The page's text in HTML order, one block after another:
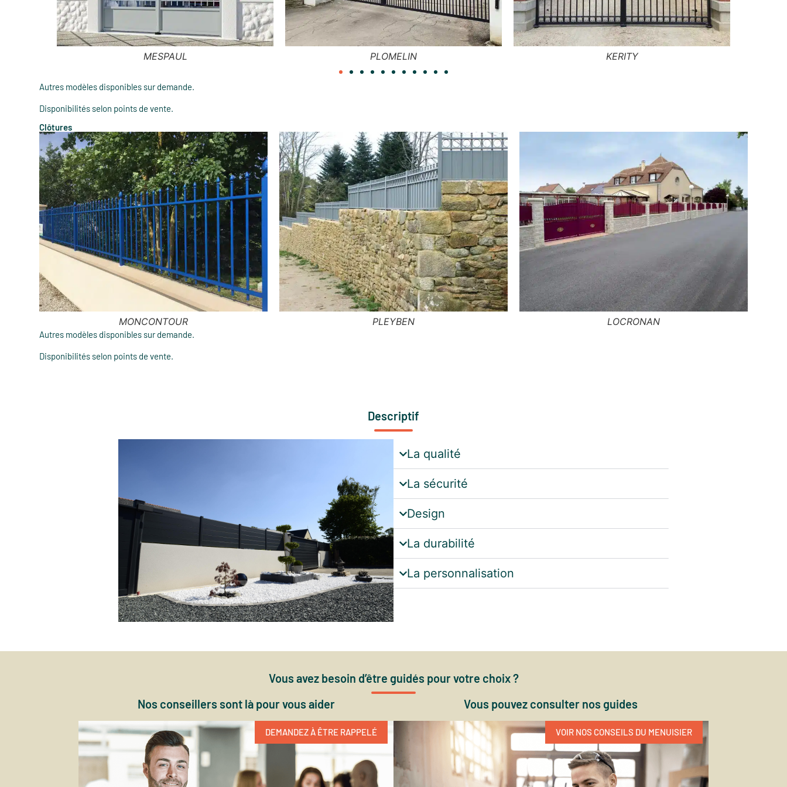
PLOMELIN KERITY MONCONTOUR
Autres modèles disponibles sur demande.
Disponibilités selon points de vente.
Clôtures
PLEYBEN LOCRONAN MONCONTOUR
Autres modèles disponibles sur demande.
Disponibilités selon points de vente.
Descriptif
La qualité
La sécurité
Design
La durabilité
La personnalisation
Vous avez besoin d’être guidés pour votre choix ?
Nos conseillers sont là pour vous aider
DEMANDEZ À ÊTRE RAPPELÉ
Vous pouvez consulter nos guides
VOIR NOS CONSEILS DU MENUISIER